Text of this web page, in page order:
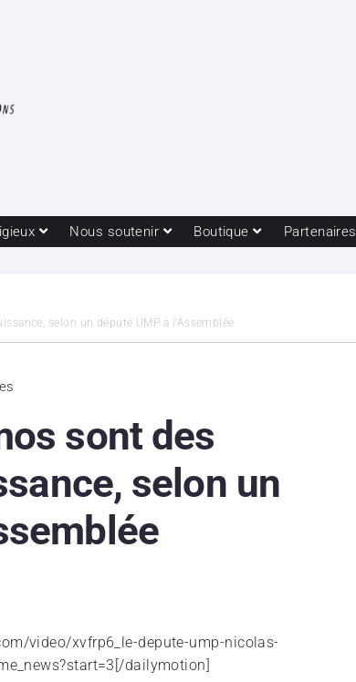
Nous soutenir Boutique Partenaires
selon un député UMP à l’Assemblée
sont des
selon un
video/xvfrp6_le-depute-ump-nicolas-
dailymotion]